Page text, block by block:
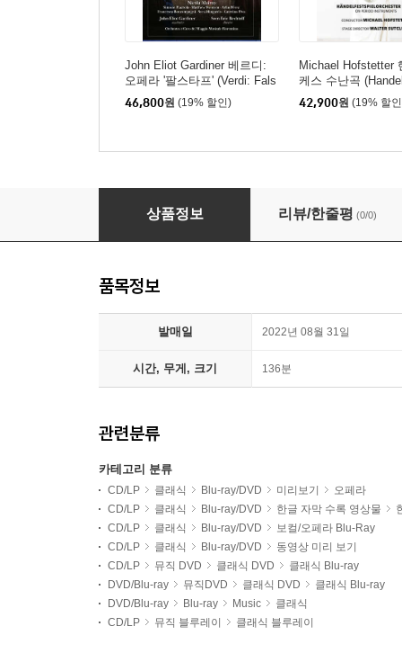
John Eliot Gardiner 베르디:
오페라 '팔스타프' (Verdi: Fals
taff)
46,800원 (19% 할인)
Michael Hofstetter
케스 수난곡
s Passion)
42,900원 (19% 할
Henrik Nanasi 야나체크: 오페라 '예누파'
상품정보 리뷰/한줄평 (0/0)
품목정보
발매일 2022년 08월 31일
시간, 무게, 크기 136분
관련분류
카테고리 분류
CD/LP 클래식 Blu-ray/DVD 미리보기
오페라
CD/LP
클래식 Blu-ray/DVD 한글 자막 수록 영상물
CD/LP
클래식 Blu-ray/DVD
보컬/오페라 Blu-Ray
CD/LP
클래식 Blu-ray/DVD
동영상 미리 보기
CD/LP
뮤직 DVD 클래식 DVD
클래식 Blu-ray
DVD/Blu-ray
뮤직DVD 클래식 DVD
클래식 Blu-ray
DVD/Blu-ray
Blu-ray Music
클래식
CD/LP
뮤직 블루레이 클래식 블루레이